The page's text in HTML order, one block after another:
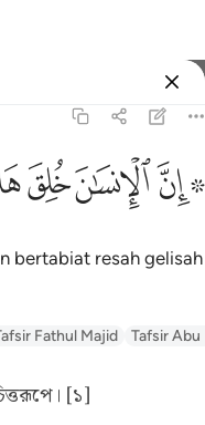
ﱪ ﱫﱬﱭ
bertabiat resah gelisah
Fathul Majid Tafsir Abu
[১]